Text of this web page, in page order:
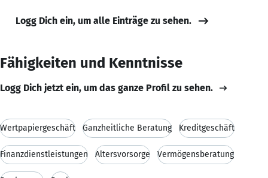
Logg Dich ein, um alle Einträge zu sehen.
Fähigkeiten und Kenntnisse
Logg Dich jetzt ein, um das ganze Profil zu sehen.
Wertpapiergeschäft Ganzheitliche Beratung Kreditgeschäft
Finanzdienstleistungen Altersvorsorge Vermögensberatung